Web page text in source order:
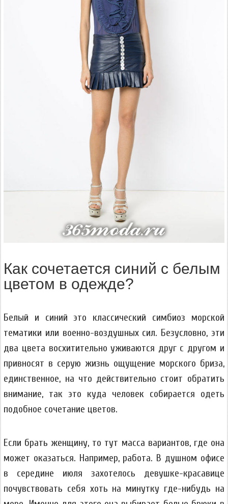
Как сочетается синий с белым
цветом в одежде?
Белый и синий это классический симбиоз морской
тематики или военно-воздушных сил. Безусловно, эти
два цвета восхитительно уживаются друг с другом и
привносят в серую жизнь ощущение морского бриза,
единственное, на что действительно стоит обратить
внимание, так это куда человек собирается одеть
подобное сочетание цветов.
Если брать женщину, то тут масса вариантов, где она
может оказаться. Например, работа. В душном офисе
в середине июля захотелось девушке-красавице
почувствовать себя хоть на минутку где-нибудь на